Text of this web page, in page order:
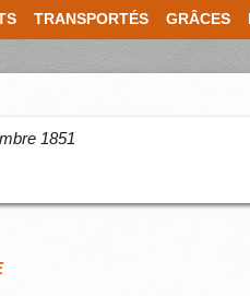
TRANSPORTÉS GRÂCES
1851